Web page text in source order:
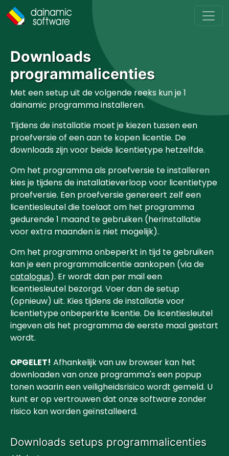
Skip to main content
Downloads
programmalicenties
Met een setup uit de volgende reeks kun je 1
dainamic programma installeren.
Tijdens de installatie moet je kiezen tussen een
proefversie of een aan te kopen licentie. De
downloads zijn voor beide licentietype hetzelfde.
Om het programma als proefversie te installeren
kies je tijdens de installatieverloop voor licentietype
proefversie. Een proefversie genereert zelf een
licentiesleutel die toelaat om het programma
gedurende 1 maand te gebruiken (herinstallatie
voor extra maanden is niet mogelijk).
Om het programma onbeperkt in tijd te gebruiken
kan je een programmalicentie aankopen (via de
catalogus). Er wordt dan per mail een
licentiesleutel bezorgd. Voer dan de setup
(opnieuw) uit. Kies tijdens de installatie voor
licentietype onbeperkte licentie. De licentiesleutel
ingeven als het programma de eerste maal gestart
wordt.
OPGELET! Afhankelijk van uw browser kan het
downloaden van onze programma's een popup
tonen waarin een veiligheidsrisico wordt gemeld. U
kunt er op vertrouwen dat onze software zonder
risico kan worden geïnstalleerd.
Downloads setups programmalicenties